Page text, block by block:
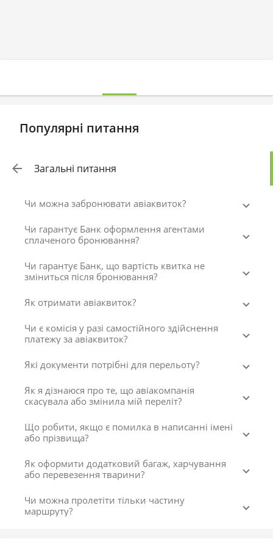
Популярні питання
Загальні питання
Чи можна забронювати авіаквиток?
Чи гарантує Банк оформлення агентами
сплаченого бронювання?
Чи гарантує Банк, що вартість квитка не
зміниться після бронювання?
Як отримати авіаквиток?
Чи є комісія у разі самостійного здійснення
платежу за авіаквиток?
Які документи потрібні для перельоту?
Як я дізнаюся про те, що авіакомпанія
скасувала або змінила мій переліт?
Що робити, якщо є помилка в написанні імені
або прізвища?
Як оформити додатковий багаж, харчування
або перевезення тварини?
Чи можна пролетіти тільки частину
маршруту?